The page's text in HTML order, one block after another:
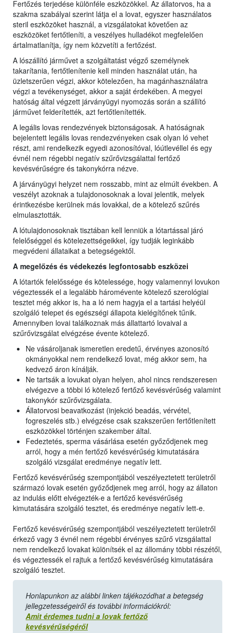
Fertőzés terjedése különféle eszközökkel. Az állatorvos, ha a
szakma szabályai szerint látja el a lovat, egyszer használatos
steril eszközöket használ, a vizsgálatokat követően az
eszközöket fertőtleníti, a veszélyes hulladékot megfelelően
ártalmatlanítja, így nem közvetíti a fertőzést.
A lószállító járművet a szolgáltatást végző személynek
takarítania, fertőtlenítenie kell minden használat után, ha
üzletszerűen végzi, akkor kötelezően, ha magánhasználatra
végzi a tevékenységet, akkor a saját érdekében. A megyei
hatóság által végzett járványügyi nyomozás során a szállító
járművet felderítették, azt fertőtlenítették.
A legális lovas rendezvények biztonságosak. A hatóságnak
bejelentett legális lovas rendezvényeken csak olyan ló vehet
részt, ami rendelkezik egyedi azonosítóval, lóútlevéllel és egy
évnél nem régebbi negatív szűrővizsgálattal fertőző
kevésvérűségre és takonykórra nézve.
A járványügyi helyzet nem rosszabb, mint az elmúlt években. A
veszélyt azoknak a tulajdonosoknak a lovai jelentik, melyek
érintkezésbe kerülnek más lovakkal, de a kötelező szűrés
elmulasztották.
A lótulajdonosoknak tisztában kell lenniük a lótartással járó
felelőséggel és kötelezettségeikkel, így tudják leginkább
megvédeni állataikat a betegségektől.
A megelőzés és védekezés legfontosabb eszközei
A lótartók felelőssége és kötelessége, hogy valamennyi lovukon
végeztessék el a legalább háromévente kötelező szerológiai
tesztet még akkor is, ha a ló nem hagyja el a tartási helyéül
szolgáló telepet és egészségi állapota kielégítőnek tűnik.
Amennyiben lovai találkoznak más állattartó lovaival a
szűrővizsgálat elvégzése évente kötelező.
Ne vásároljanak ismeretlen eredetű, érvényes azonosító
okmányokkal nem rendelkező lovat, még akkor sem, ha
kedvező áron kínálják.
Ne tartsák a lovukat olyan helyen, ahol nincs rendszeresen
elvégezve a többi ló kötelező fertőző kevésvérűség valamint
takonykór szűrővizsgálata.
Állatorvosi beavatkozást (injekció beadás, vérvétel,
fogreszelés stb.) elvégzése csak szakszerűen fertőtlenített
eszközökkel történjen szakember által.
Fedeztetés, sperma vásárlása esetén győződjenek meg
arról, hogy a mén fertőző kevésvérűség kimutatására
szolgáló vizsgálat eredménye negatív lett.
Fertőző kevésvérűség szempontjából veszélyeztetett területről
származó lovak esetén győződjenek meg arról, hogy az állaton
az indulás előtt elvégezték-e a fertőző kevésvérűség
kimutatására szolgáló tesztet, és eredménye negatív lett-e.
Fertőző kevésvérűség szempontjából veszélyeztetett területről
érkező vagy 3 évnél nem régebbi érvényes szűrő vizsgálattal
nem rendelkező lovakat különítsék el az állomány többi részétől,
és végeztessék el rajtuk a fertőző kevésvérűség kimutatására
szolgáló tesztet.
Honlapunkon az alábbi linken tájékozódhat a betegség
jellegzetességeiről és további információkról:
Amit érdemes tudni a lovak fertőző
kevésvérűségéről